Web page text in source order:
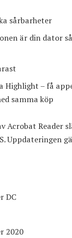
sårbarheter
är din dator
Highlight – få
samma köp
Acrobat Reader
Uppdateringen
DC
2020